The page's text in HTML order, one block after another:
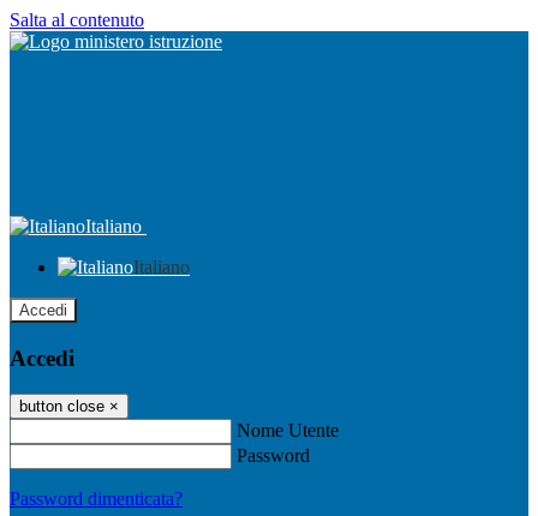
Salta al contenuto
Italiano
Italiano
Accedi
Accedi
button close ×
Nome Utente
Password
Password dimenticata?